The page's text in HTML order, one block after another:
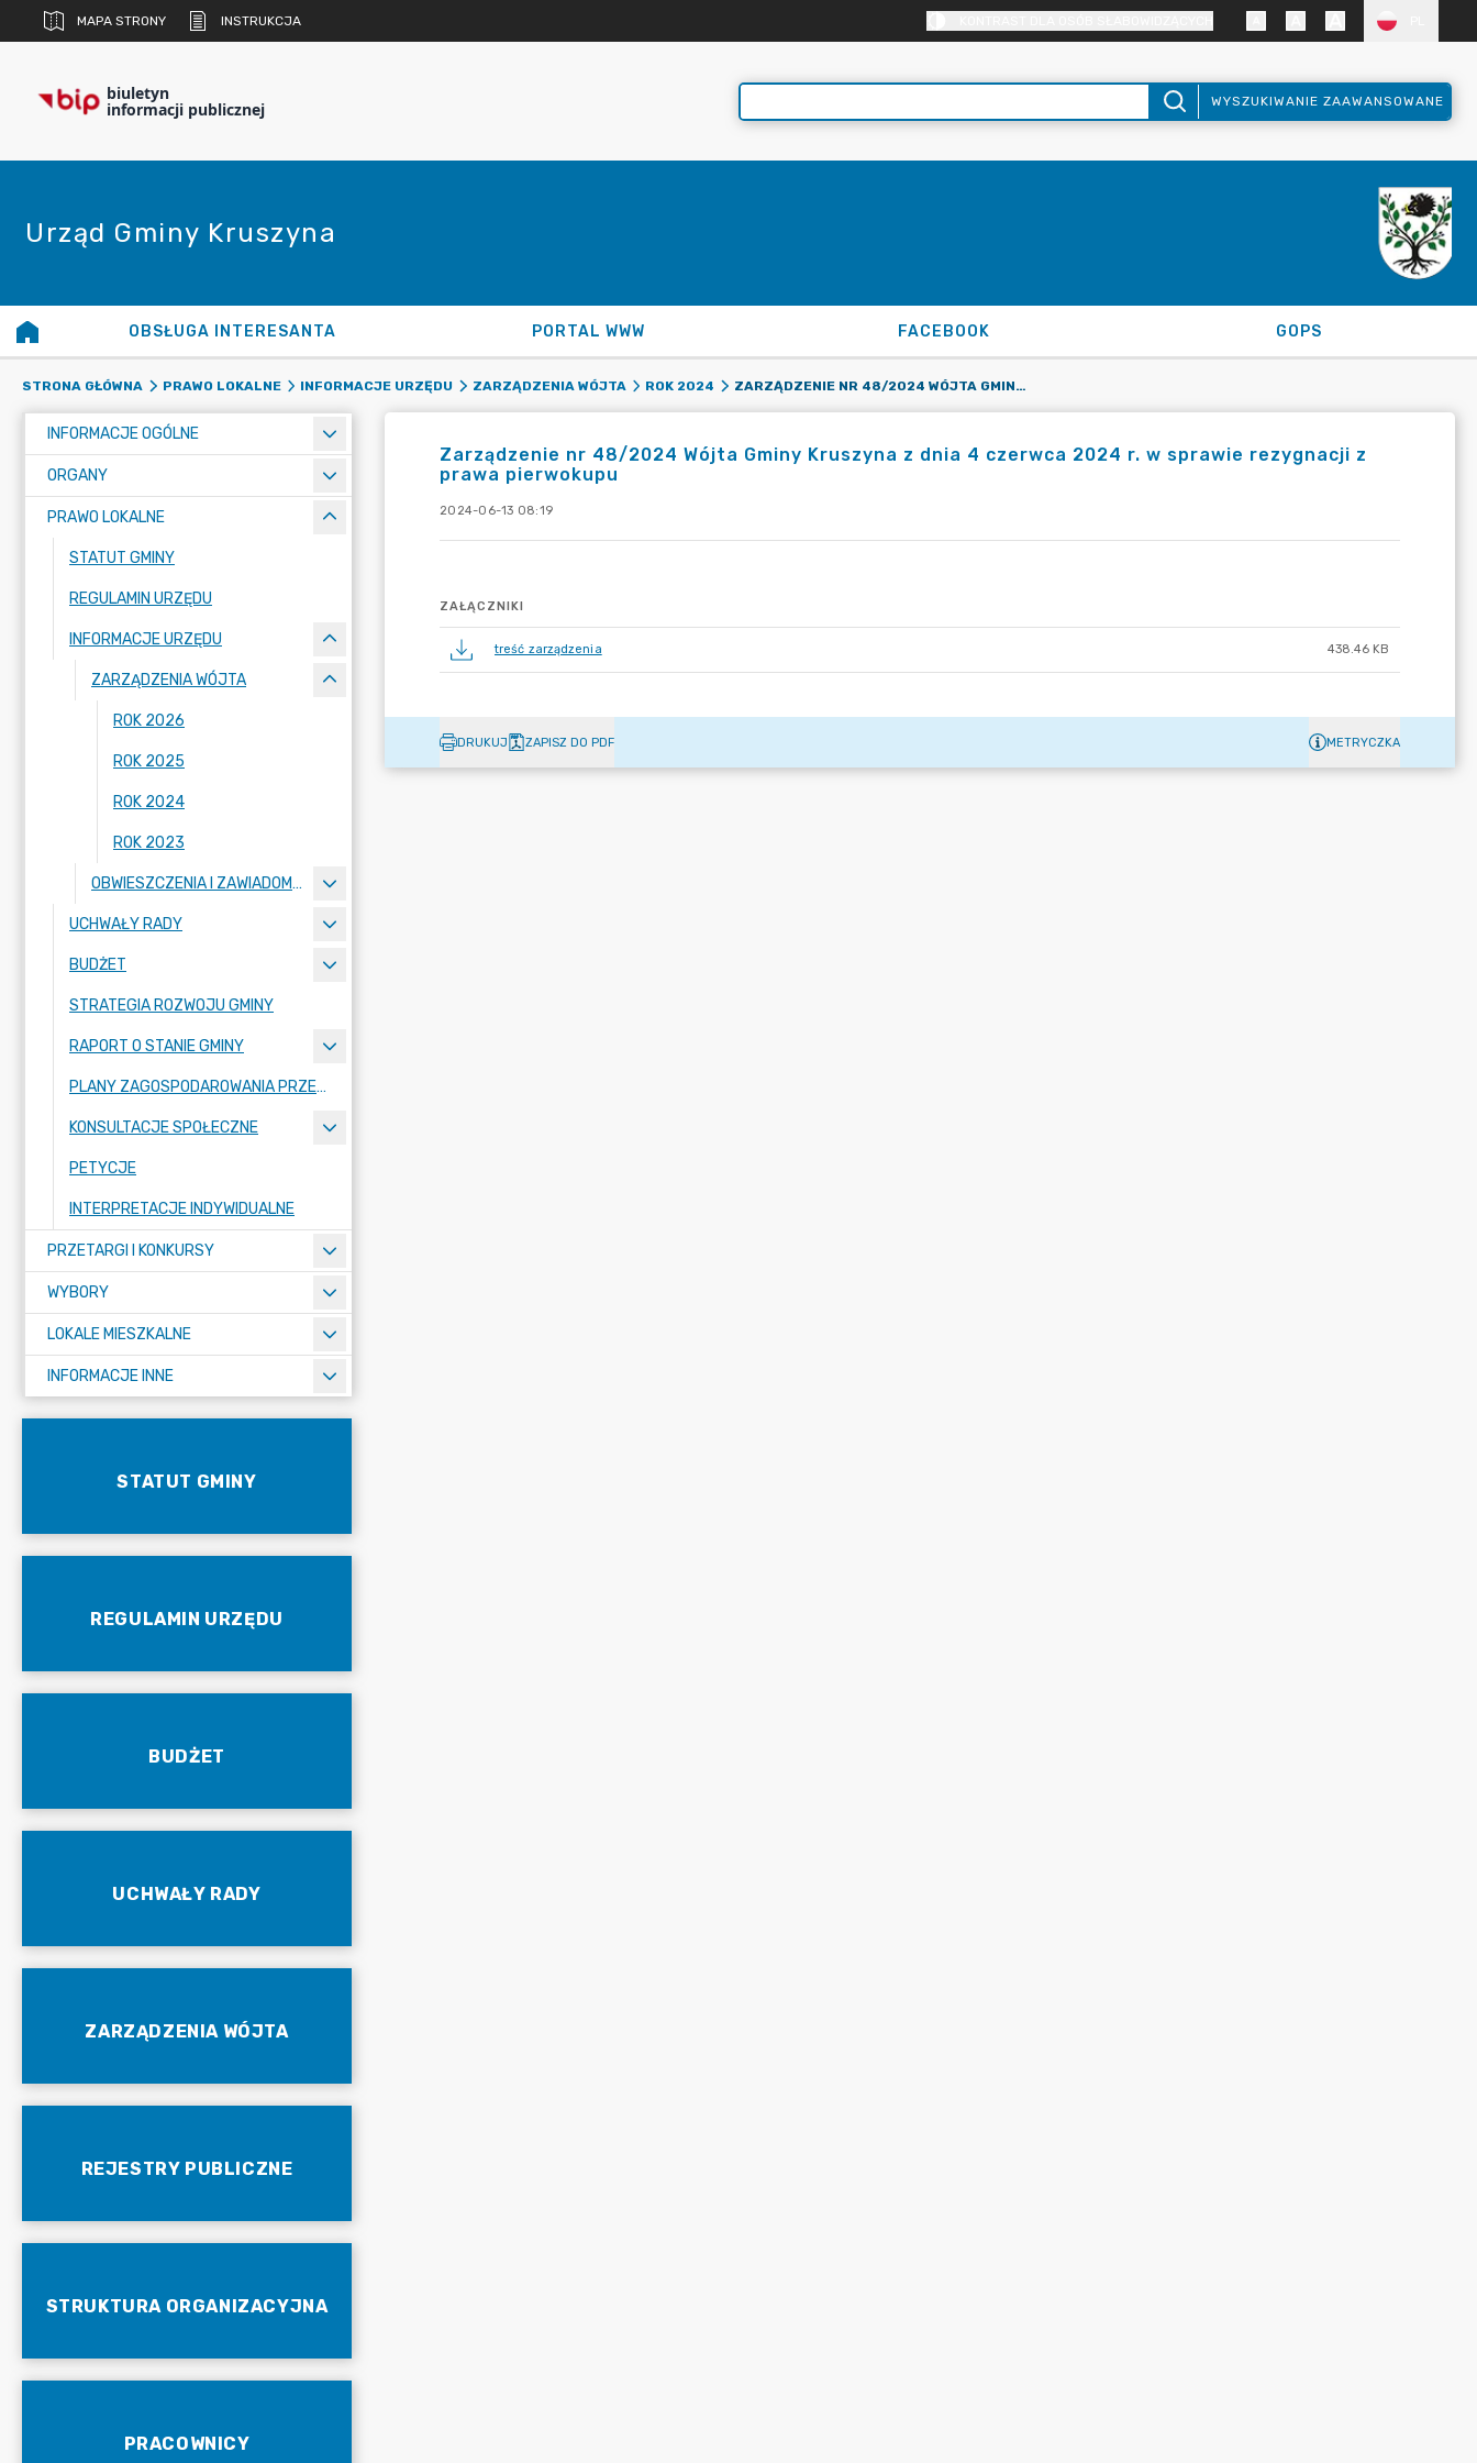
MAPA STRONY INSTRUKCJA
biuletyn
informacji publicznej WYSZUKIWANIE ZAAWANSOWANE
Urząd Gminy Kruszyna
OBSŁUGA INTERESANTA PORTAL WWW FACEBOOK GOPS
STRONA GŁÓWNA PRAWO LOKALNE INFORMACJE URZĘDU ZARZĄDZENIA WÓJTA ROK 2024 ZARZĄDZENIE NR 48/2024 WÓJTA GMINY KRUSZYNA Z DNIA 4 CZERWCA 2024 R. W SPRAWIE REZYGNACJI Z PRAWA PIERWOKUPU
INFORMACJE OGÓLNE
ORGANY
PRAWO LOKALNE
STATUT GMINY
REGULAMIN URZĘDU
INFORMACJE URZĘDU
ZARZĄDZENIA WÓJTA
ROK 2026
ROK 2025
ROK 2024
ROK 2023
OBWIESZCZENIA I ZAWIADOMIENIA
UCHWAŁY RADY
BUDŻET
STRATEGIA ROZWOJU GMINY
RAPORT O STANIE GMINY
PLANY ZAGOSPODAROWANIA PRZESTRZENNEGO
KONSULTACJE SPOŁECZNE
PETYCJE
INTERPRETACJE INDYWIDUALNE
PRZETARGI I KONKURSY
WYBORY
LOKALE MIESZKALNE
INFORMACJE INNE
STATUT GMINY
REGULAMIN URZĘDU
BUDŻET
UCHWAŁY RADY
ZARZĄDZENIA WÓJTA
REJESTRY PUBLICZNE
STRUKTURA ORGANIZACYJNA
PRACOWNICY
Zarządzenie nr 48/2024 Wójta Gminy Kruszyna z dnia 4 czerwca 2024 r. w sprawie rezygnacji z
prawa pierwokupu
2024-06-13 08:19
ZAŁĄCZNIKI
treść zarządzenia 438.46 KB
DRUKUJ ZAPISZ DO PDF METRYCZKA